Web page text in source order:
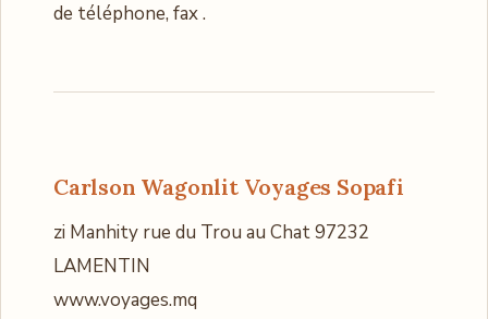
de téléphone, fax .
Carlson Wagonlit Voyages Sopafi
zi Manhity rue du Trou au Chat 97232
LAMENTIN
www.voyages.mq